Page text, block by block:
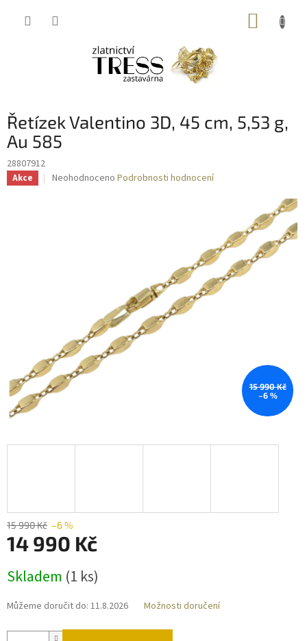
Řetízek Valentino 3D, 45 cm, 5,53 g,
Au 585
28807912
Akce
Průměrné
Neohodnoceno Podrobnosti hodnocení
15 990 Kč
–6 %
15 990 Kč –6 %
14 990 Kč
cena:
Skladem (1 ks)
Můžeme doručit do: 11.8.2026 Možnosti doručení